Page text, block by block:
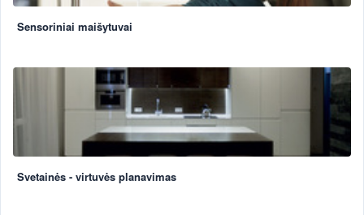
Sensoriniai maišytuvai
Svetainės - virtuvės planavimas